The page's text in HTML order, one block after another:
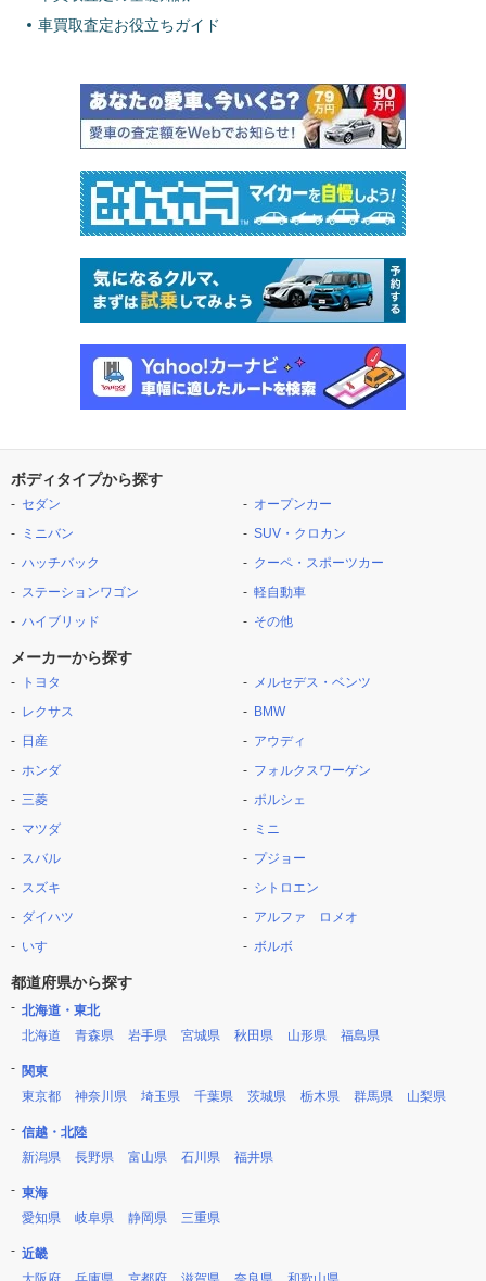
車買取査定お役立ちガイド
ボディタイプから探す
セダン
ミニバン
ハッチバック
ステーションワゴン
ハイブリッド
オープンカー
SUV・クロカン
クーペ・スポーツカー
軽自動車
その他
メーカーから探す
トヨタ
レクサス
日産
ホンダ
三菱
マツダ
スバル
スズキ
ダイハツ
いすゞ
メルセデス・ベンツ
BMW
アウディ
フォルクスワーゲン
ポルシェ
ミニ
プジョー
シトロエン
アルファ ロメオ
ボルボ
都道府県から探す
北海道・東北
北海道
青森県 岩手県 宮城県 秋田県 山形県 福島県
関東
東京都
神奈川県 埼玉県 千葉県 茨城県 栃木県 群馬県 山梨県
信越・北陸
新潟県
長野県 富山県 石川県 福井県
東海
愛知県
岐阜県 静岡県 三重県
近畿